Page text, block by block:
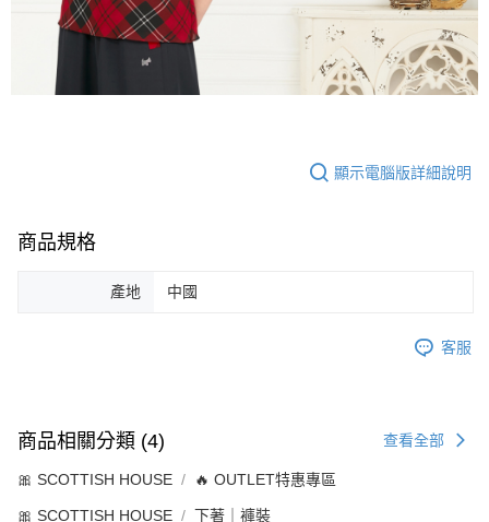
顯示電腦版詳細說明
商品規格
產地 中國
客服
商品相關分類 (4) 查看全部
🎀 SCOTTISH HOUSE 🔥 OUTLET特惠專區
🎀 SCOTTISH HOUSE 下著｜褲裝